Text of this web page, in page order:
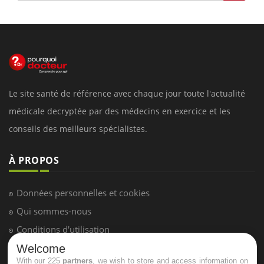
Le site santé de référence avec chaque jour toute l'actualité
médicale decryptée par des médecins en exercice et les
conseils des meilleurs spécialistes.
À PROPOS
Données personnelles et cookies
Qui sommes-nous
Conditions d'utilisation
Plan du site
Welcome
With our 225 partners , we wish to store and access information on